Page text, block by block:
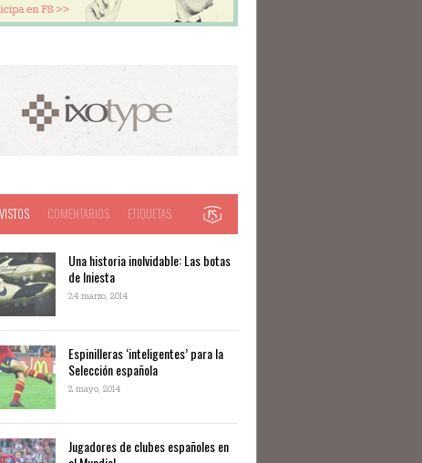
COMENTARIOS ETIQUETAS
Una historia inolvidable: Las botas
de Iniesta
24 marzo, 2014
Espinilleras ‘inteligentes’ para la
Selección española
2 mayo, 2014
Jugadores de clubes españoles en